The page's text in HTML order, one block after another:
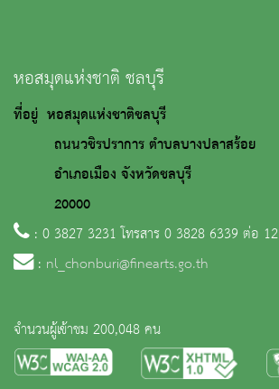
หอสมุดแห่งชาติ ชลบุรี
ที่อยู่ หอสมุดแห่งชาติชลบุรี
ถนนวชิรปราการ ตำบลบางปลาสร้อย
อำเภอเมือง จังหวัดชลบุรี
20000
: 0 3827 3231 โทรสาร 0 3828 6339 ต่อ 12
: nl_chonburi@finearts.go.th
จำนวนผู้เข้าชม 200,048 คน